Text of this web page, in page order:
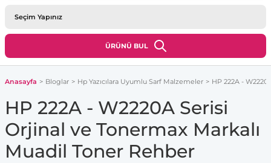
ÜRÜNÜ BUL
Anasayfa Bloglar Hp Yazıcılara Uyumlu Sarf Malzemeler HP 222A -
HP 222A - W2220A Serisi
Orjinal ve Tonermax Markalı
Muadil Toner Rehber